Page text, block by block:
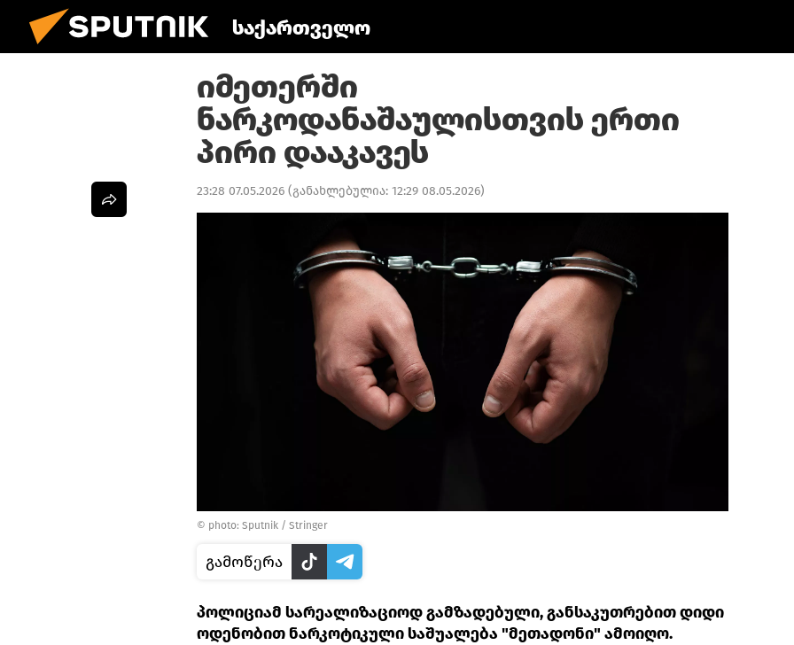
საქართველო
იმეთერში
ნარკოდანაშაულისთვის ერთი
პირი დააკავეს
23:28 07.05.2026 (განახლებულია: 12:29 08.05.2026)
© photo: Sputnik / Stringer
გამოწერა
პოლიციამ სარეალიზაციოდ გამზადებული, განსაკუთრებით დიდი
ოდენობით ნარკოტიკული საშუალება "მეთადონი" ამოიღო.